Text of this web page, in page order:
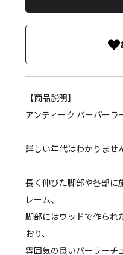
【商品説明】
アンティーク バーパーラ
詳しい年代はわかりませ
長く伸びた脚部や各部に
レーム、
脚部にはウッドで作られ
おり、
雰囲気の良いパーラーチ